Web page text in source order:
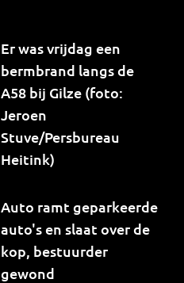
Er was vrijdag een
bermbrand langs de
A58 bij Gilze (foto:
Jeroen
Stuve/Persbureau
Heitink)
Auto ramt geparkeerde
auto's en slaat over de
kop, bestuurder
gewond